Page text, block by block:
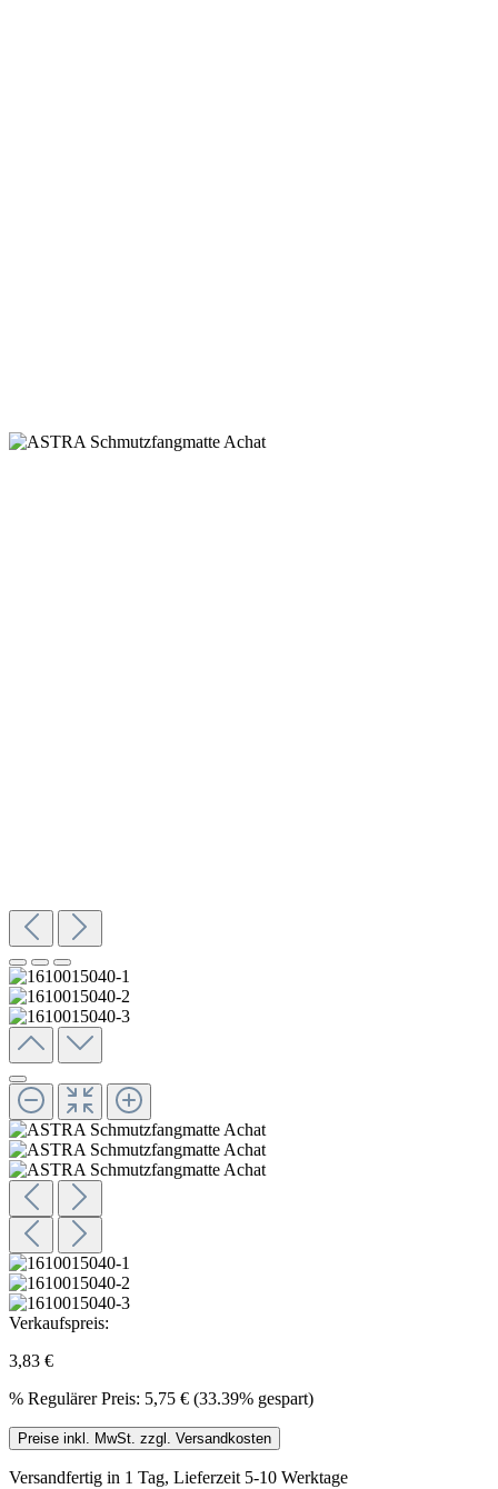
Verkaufspreis:
3,83 €
% Regulärer Preis: 5,75 € (33.39% gespart)
Preise inkl. MwSt. zzgl. Versandkosten
Versandfertig in 1 Tag, Lieferzeit 5-10 Werktage